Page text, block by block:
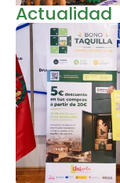
Actualidad